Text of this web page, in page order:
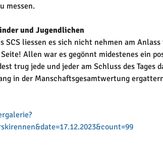
messen.
und Jugendlichen
SCS liessen es sich nicht nehmen am
Allen war es gegönnt midestenes ein
trug jede und jeder am Schluss des Tages
in der Manschaftsgesamtwertung